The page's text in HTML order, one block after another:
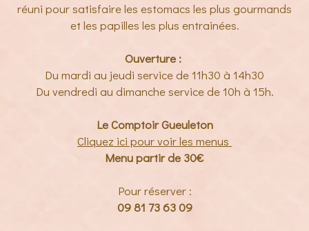
réuni pour satisfaire les estomacs les plus gourmands
et les papilles les plus entrainées.
Ouverture :
Du mardi au jeudi service de 11h30 à 14h30
Du vendredi au dimanche service de 10h à 15h.
Le Comptoir Gueuleton
Cliquez ici pour voir les menus
Menu partir de 30€
Pour réserver :
09 81 73 63 09